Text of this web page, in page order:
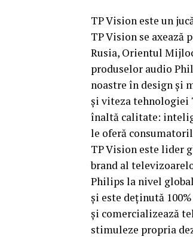
TP Vision este un
TP Vision se axează
Rusia, Orientul
produselor audio
noastre în design şi
şi viteza tehnologiei
înaltă calitate:
le oferă
TP Vision este lider
brand al
Philips la nivel
şi este deţinută
şi comercializează
stimuleze propria